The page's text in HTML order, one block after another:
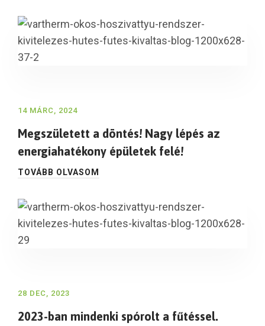
14 MÁRC, 2024
Megszületett a döntés! Nagy lépés az
energiahatékony épületek felé!
TOVÁBB OLVASOM
28 DEC, 2023
2023-ban mindenki spórolt a fűtéssel.